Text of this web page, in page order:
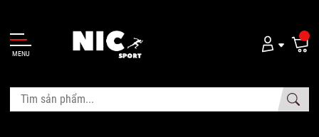
MENU